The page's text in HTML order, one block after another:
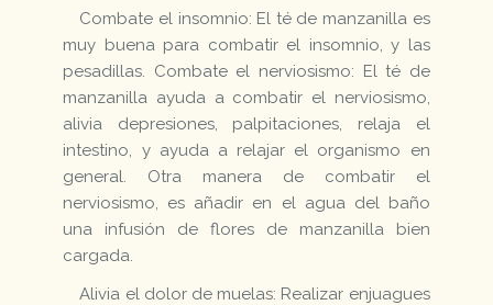
Combate el insomnio: El té de manzanilla es
muy buena para combatir el insomnio, y las
pesadillas. Combate el nerviosismo: El té de
manzanilla ayuda a combatir el nerviosismo,
alivia depresiones, palpitaciones, relaja el
intestino, y ayuda a relajar el organismo en
general. Otra manera de combatir el
nerviosismo, es añadir en el agua del baño
una infusión de flores de manzanilla bien
cargada.
Alivia el dolor de muelas: Realizar enjuagues